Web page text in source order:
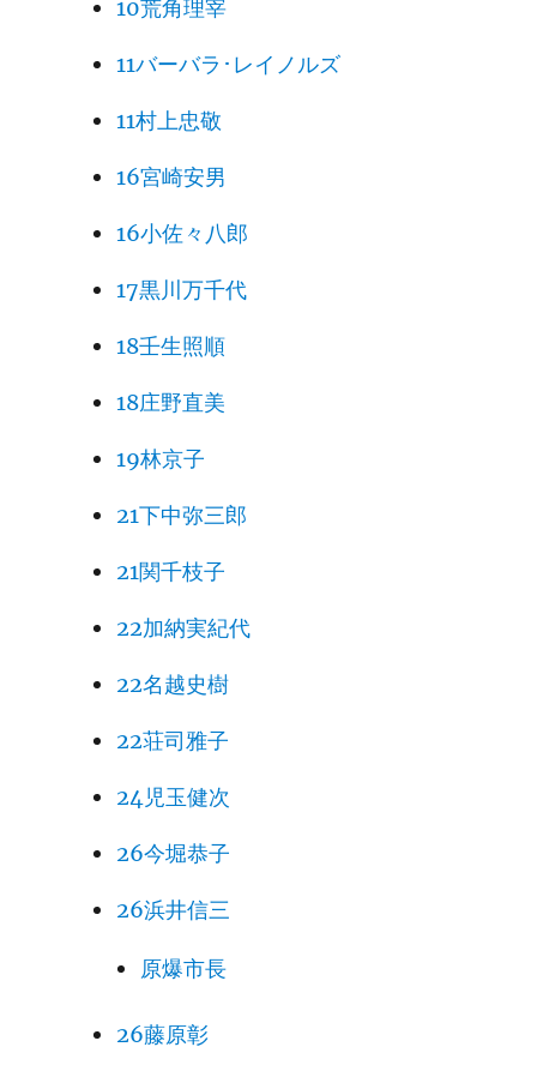
10荒角理宰
11バーバラ･レイノルズ
11村上忠敬
16宮崎安男
16小佐々八郎
17黒川万千代
18壬生照順
18庄野直美
19林京子
21下中弥三郎
21関千枝子
22加納実紀代
22名越史樹
22荘司雅子
24児玉健次
26今堀恭子
26浜井信三
原爆市長
26藤原彰